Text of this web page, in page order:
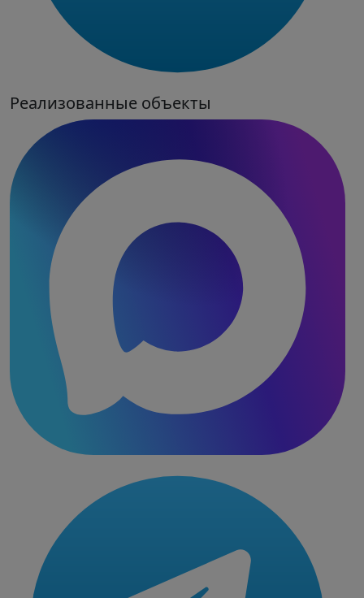
Реализованные объекты